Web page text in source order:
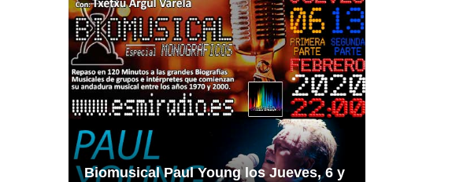
Biomusical Paul Young los Jueves, 6 y